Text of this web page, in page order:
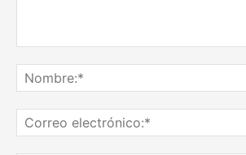
tu
comentario...